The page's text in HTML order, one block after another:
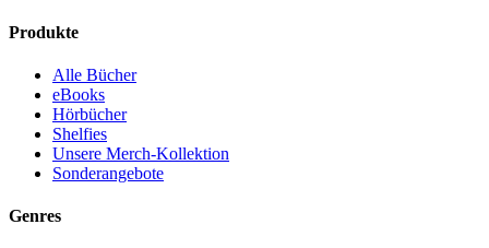
Produkte
Alle Bücher
eBooks
Hörbücher
Shelfies
Unsere Merch-Kollektion
Sonderangebote
Genres